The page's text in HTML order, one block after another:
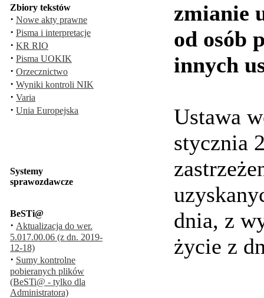
Zbiory tekstów
· Nowe akty prawne
· Pisma i interpretacje
· KR RIO
· Pisma UOKIK
· Orzecznictwo
· Wyniki kontroli NIK
· Varia
· Unia Europejska
Systemy
sprawozdawcze
BeSTi@
· Aktualizacja do wer.
5.017.00.06 (z dn. 2019-
12-18)
· Sumy kontrolne
pobieranych plików
(BeSTi@ - tylko dla
Administratora)
zmianie
od osób
innych
Ustawa
stycznia
dnia, z
życie z